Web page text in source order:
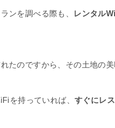
ンを調べる際も、 レンタル
たのですから、その土地の
を持っていれば、 すぐにレ